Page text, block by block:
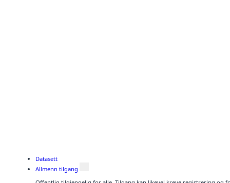
Datasett
Allmenn tilgang